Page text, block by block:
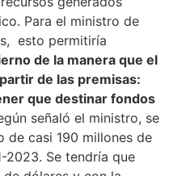
Para el ministro de
esto permitiría
de la manera que el
de las premisas:
que destinar fondos
señaló el ministro, se
de casi 190 millones de
2023. Se tendría que